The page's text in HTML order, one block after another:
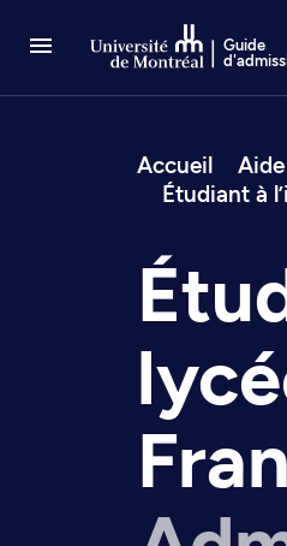
Guide
Fil
Accueil
Étudiant à